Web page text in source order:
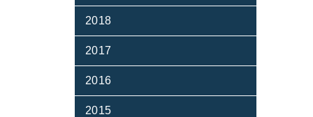
2018
2017
2016
2015